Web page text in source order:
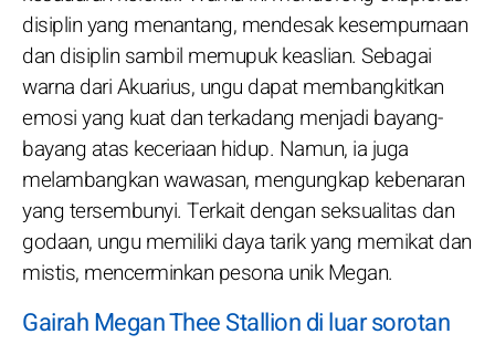
disiplin yang menantang, mendesak kesempurnaan
dan disiplin sambil memupuk keaslian. Sebagai
warna dari Akuarius, ungu dapat membangkitkan
emosi yang kuat dan terkadang menjadi bayang-
bayang atas keceriaan hidup. Namun, ia juga
melambangkan wawasan, mengungkap kebenaran
yang tersembunyi. Terkait dengan seksualitas dan
godaan, ungu memiliki daya tarik yang memikat dan
mistis, mencerminkan pesona unik Megan.
Gairah Megan Thee Stallion di luar sorotan